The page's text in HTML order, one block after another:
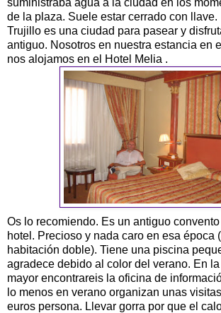
de la plaza. Suele estar cerrado con llave.
Trujillo es una ciudad para pasear y
antiguo. Nosotros en nuestra estancia en
nos alojamos en el Hotel Melia .
Os lo recomiendo. Es un antiguo
hotel. Precioso y nada caro en esa época
habitación doble). Tiene una piscina
agradece debido al color del verano. En
mayor encontrareis la oficina de
lo menos en verano organizan unas
euros persona. Llevar gorra por que el